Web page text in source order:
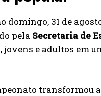
domingo, 31 de
pela Secretaria de
e adultos em
transformou